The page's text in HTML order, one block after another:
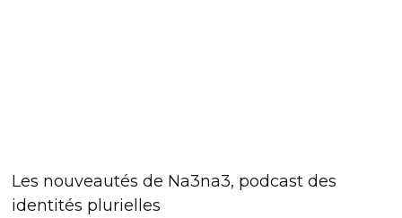
Les nouveautés de Na3na3, podcast des
identités plurielles